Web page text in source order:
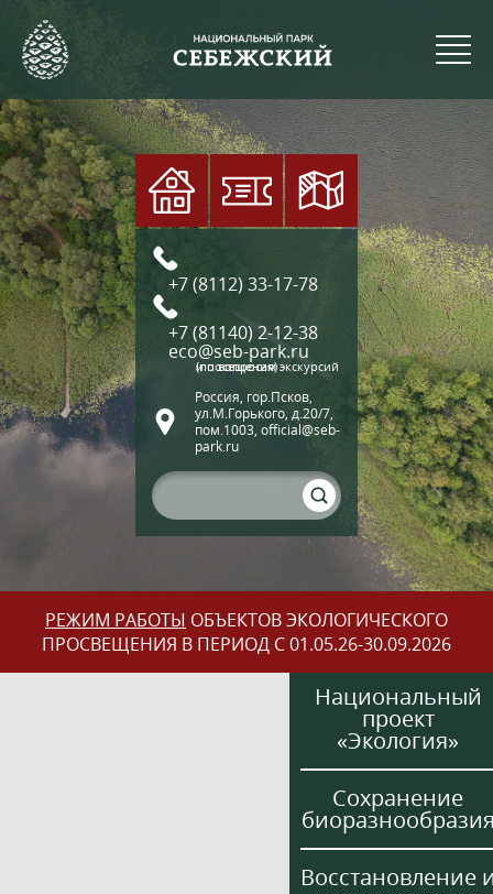
+7 (8112) 33-17-78
+7 (81140) 2-12-38
eco@seb-park.ru
(по вопросам экскурсий и посещения)
Россия, гор.Псков,
ул.М.Горького, д.20/7,
пом.1003, official@seb-
park.ru
РЕЖИМ РАБОТЫ ОБЪЕКТОВ ЭКОЛОГИЧЕСКОГО
ПРОСВЕЩЕНИЯ В ПЕРИОД С 01.05.26-30.09.2026
Национальный
проект
«Экология»
Сохранение
Восстановление